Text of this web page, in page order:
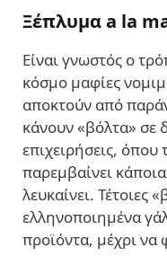
Ξέπλυμα a la
Είναι γνωστός ο
κόσμο μαφίες
αποκτούν από
κάνουν «βόλτα» σε
επιχειρήσεις, όπου
παρεμβαίνει
λευκαίνει. Τέτοιες
ελληνοποιημένα
προϊόντα, μέχρι να